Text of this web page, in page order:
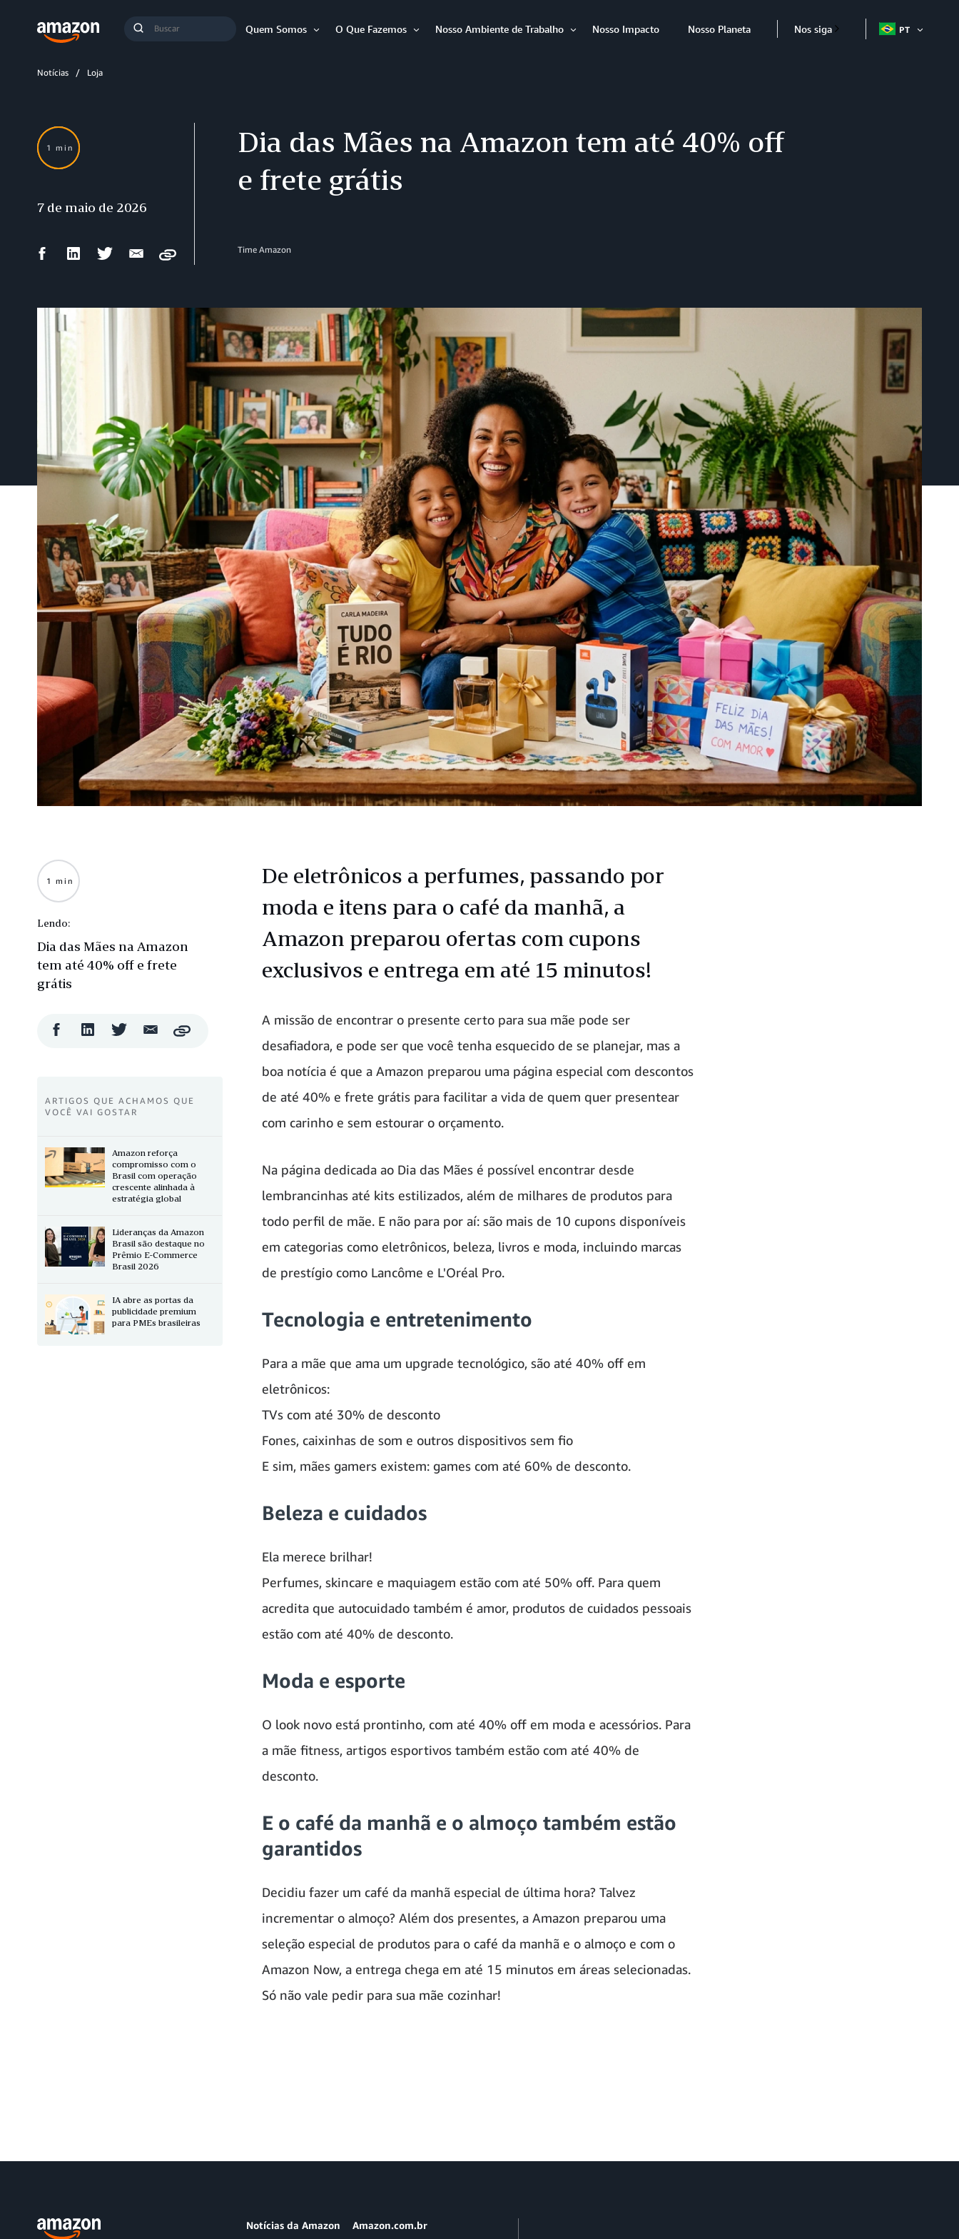
Buscar
Quem Somos
O Que Fazemos
Nosso Ambiente de Trabalho
Nosso Impacto Nosso Planeta Nos siga PT
Notícias Loja
Dia das Mães na Amazon tem até 40% off
e frete grátis
Time Amazon
1 min
7 de maio de 2026
CompartilharCompartilharCompartilharCompartilhar
Copy
De eletrônicos a perfumes, passando por
moda e itens para o café da manhã, a
Amazon preparou ofertas com cupons
exclusivos e entrega em até 15 minutos!
A missão de encontrar o presente certo para sua mãe pode ser
desafiadora, e pode ser que você tenha esquecido de se planejar, mas a
boa notícia é que a Amazon preparou uma página especial com descontos
de até 40% e frete grátis para facilitar a vida de quem quer presentear
com carinho e sem estourar o orçamento.
Na página dedicada ao Dia das Mães é possível encontrar desde
lembrancinhas até kits estilizados, além de milhares de produtos para
todo perfil de mãe. E não para por aí: são mais de 10 cupons disponíveis
em categorias como eletrônicos, beleza, livros e moda, incluindo marcas
de prestígio como Lancôme e L'Oréal Pro.
Tecnologia e entretenimento
Para a mãe que ama um upgrade tecnológico, são até 40% off em
eletrônicos:
TVs com até 30% de desconto
Fones, caixinhas de som e outros dispositivos sem fio
E sim, mães gamers existem: games com até 60% de desconto.
Beleza e cuidados
Ela merece brilhar!
Perfumes, skincare e maquiagem estão com até 50% off. Para quem
acredita que autocuidado também é amor, produtos de cuidados pessoais
estão com até 40% de desconto.
Moda e esporte
O look novo está prontinho, com até 40% off em moda e acessórios. Para
a mãe fitness, artigos esportivos também estão com até 40% de
desconto.
E o café da manhã e o almoço também estão
garantidos
Decidiu fazer um café da manhã especial de última hora? Talvez
incrementar o almoço? Além dos presentes, a Amazon preparou uma
seleção especial de produtos para o café da manhã e o almoço e com o
Amazon Now, a entrega chega em até 15 minutos em áreas selecionadas.
Só não vale pedir para sua mãe cozinhar!
1 min
Lendo:
Dia das Mães na Amazon
tem até 40% off e frete
grátis
CompartilharCompartilharCompartilharCompartilhar
Copy
ARTIGOS QUE ACHAMOS QUE
VOCÊ VAI GOSTAR
Amazon reforça
compromisso com o
Brasil com operação
crescente alinhada à
estratégia global
Lideranças da Amazon
Brasil são destaque no
Prêmio E-Commerce
Brasil 2026
IA abre as portas da
publicidade premium
para PMEs brasileiras
Notícias da Amazon Amazon.com.br